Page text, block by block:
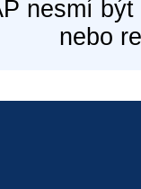
nesmí
nebo